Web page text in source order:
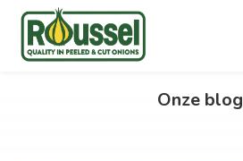
Onze blog